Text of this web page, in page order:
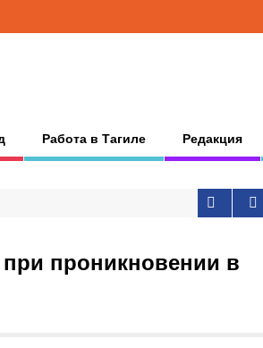
Работа в Тагиле Редакция
проникновении в